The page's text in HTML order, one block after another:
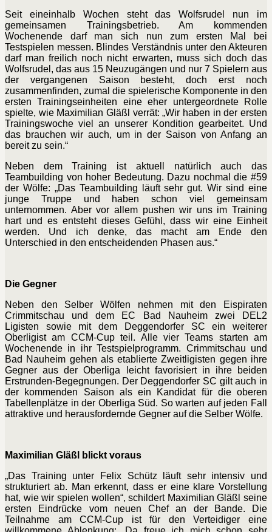
Seit eineinhalb Wochen steht das Wolfsrudel nun im
gemeinsamen Trainingsbetrieb. Am kommenden
Wochenende darf man sich nun zum ersten Mal bei
Testspielen messen. Blindes Verständnis unter den Akteuren
darf man freilich noch nicht erwarten, muss sich doch das
Wolfsrudel, das aus 15 Neuzugängen und nur 7 Spielern aus
der vergangenen Saison besteht, doch erst noch
zusammenfinden, zumal die spielerische Komponente in den
ersten Trainingseinheiten eine eher untergeordnete Rolle
spielte, wie Maximilian Gläßl verrät: „Wir haben in der ersten
Trainingswoche viel an unserer Kondition gearbeitet. Und
das brauchen wir auch, um in der Saison von Anfang an
bereit zu sein.“
Neben dem Training ist aktuell natürlich auch das
Teambuilding von hoher Bedeutung. Dazu nochmal die #59
der Wölfe: „Das Teambuilding läuft sehr gut. Wir sind eine
junge Truppe und haben schon viel gemeinsam
unternommen. Aber vor allem pushen wir uns im Training
hart und es entsteht dieses Gefühl, dass wir eine Einheit
werden. Und ich denke, das macht am Ende den
Unterschied in den entscheidenden Phasen aus.“
Die Gegner
Neben den Selber Wölfen nehmen mit den Eispiraten
Crimmitschau und dem EC Bad Nauheim zwei DEL2
Ligisten sowie mit dem Deggendorfer SC ein weiterer
Oberligist am CCM-Cup teil. Alle vier Teams starten am
Wochenende in ihr Testspielprogramm. Crimmitschau und
Bad Nauheim gehen als etablierte Zweitligisten gegen ihre
Gegner aus der Oberliga leicht favorisiert in ihre beiden
Erstrunden-Begegnungen. Der Deggendorfer SC gilt auch in
der kommenden Saison als ein Kandidat für die oberen
Tabellenplätze in der Oberliga Süd. So warten auf jeden Fall
attraktive und herausfordernde Gegner auf die Selber Wölfe.
Maximilian Gläßl blickt voraus
„Das Training unter Felix Schütz läuft sehr intensiv und
strukturiert ab. Man erkennt, dass er eine klare Vorstellung
hat, wie wir spielen wollen“, schildert Maximilian Gläßl seine
ersten
Eindrücke vom neuen Chef an der Bande. Die
Teilnahme am CCM-Cup ist für den Verteidiger eine